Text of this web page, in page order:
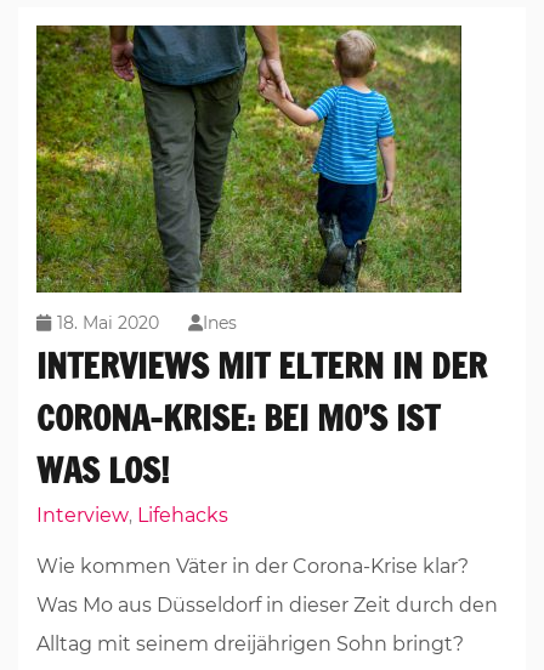
18. Mai 2020 Ines
INTERVIEWS MIT ELTERN IN DER
CORONA-KRISE: BEI MO’S IST
WAS LOS!
Interview, Lifehacks
Wie kommen Väter in der Corona-Krise klar?
Was Mo aus Düsseldorf in dieser Zeit durch den
Alltag mit seinem dreijährigen Sohn bringt?